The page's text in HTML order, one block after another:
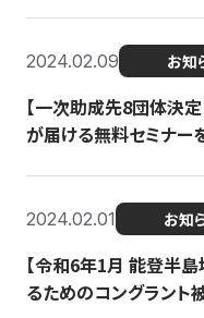
2024.02.09 お知
【一次助成先8団体決
が届ける無料セミナー
2024.02.01 お知
【令和6年1月 能登半
るためのコングラント